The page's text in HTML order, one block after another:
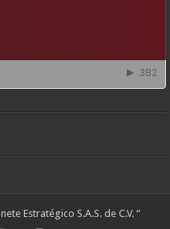
Estratégico S.A.S. de C.V. “